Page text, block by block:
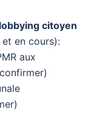
citoyen
en cours):
aux